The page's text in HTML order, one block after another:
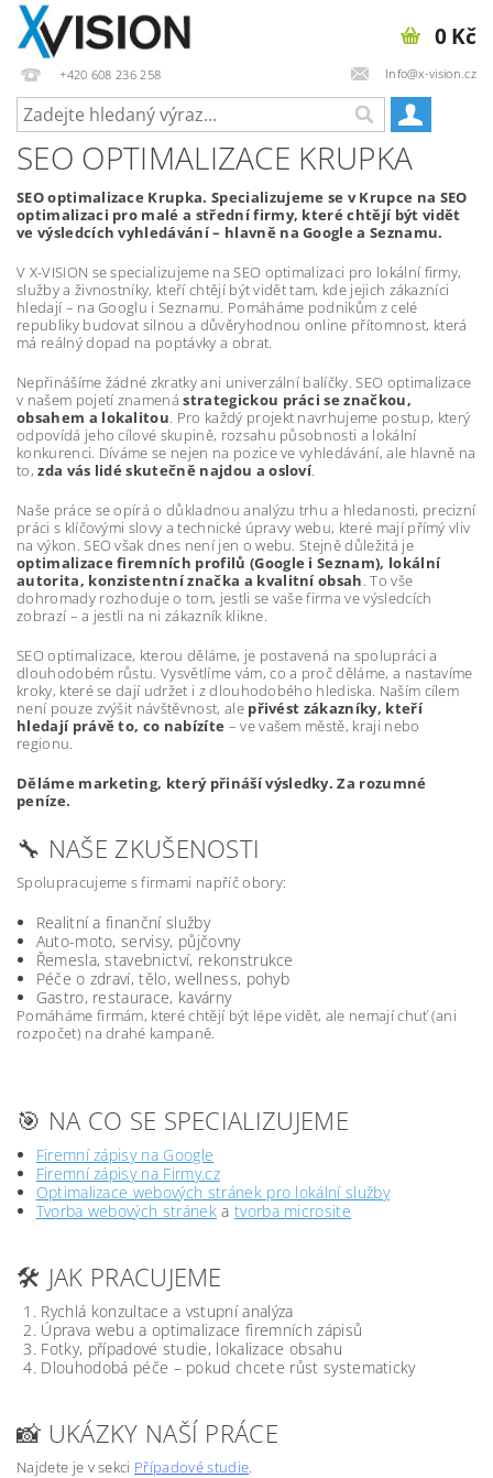
+420 608 236 258 Info@x-vision.cz
0 Kč
SEO OPTIMALIZACE KRUPKA
SEO optimalizace Krupka. Specializujeme se v Krupce na SEO
optimalizaci pro malé a střední firmy, které chtějí být vidět
ve výsledcích vyhledávání – hlavně na Google a Seznamu.
V X-VISION se specializujeme na SEO optimalizaci pro lokální firmy,
služby a živnostníky, kteří chtějí být vidět tam, kde jejich zákazníci
hledají – na Googlu i Seznamu. Pomáháme podnikům z celé
republiky budovat silnou a důvěryhodnou online přítomnost, která
má reálný dopad na poptávky a obrat.
Nepřinášíme žádné zkratky ani univerzální balíčky. SEO optimalizace
v našem pojetí znamenástrategickou práci se značkou,
obsahem a lokalitou. Pro každý projekt navrhujeme postup, který
odpovídá jeho cílové skupině, rozsahu působnosti a lokální
konkurenci. Díváme se nejen na pozice ve vyhledávání, ale hlavně na
to,zda vás lidé skutečně najdou a osloví.
Naše práce se opírá o důkladnou analýzu trhu a hledanosti, precizní
práci s klíčovými slovy a technické úpravy webu, které mají přímý vliv
na výkon. SEO však dnes není jen o webu. Stejně důležitá je
optimalizace firemních profilů (Google i Seznam), lokální
autorita, konzistentní značka a kvalitní obsah. To vše
dohromady rozhoduje o tom, jestli se vaše firma ve výsledcích
zobrazí – a jestli na ni zákazník klikne.
SEO optimalizace, kterou děláme, je postavená na spolupráci a
dlouhodobém růstu. Vysvětlíme vám, co a proč děláme, a nastavíme
kroky, které se dají udržet i z dlouhodobého hlediska. Naším cílem
není pouze zvýšit návštěvnost, ale přivést zákazníky, kteří
hledají právě to, co nabízíte – ve vašem městě, kraji nebo
regionu.
Děláme marketing, který přináší výsledky. Za rozumné
peníze.
🔧 NAŠE ZKUŠENOSTI
Spolupracujeme s firmami napříč obory:
Realitní a finanční služby
Auto-moto, servisy, půjčovny
Řemesla, stavebnictví, rekonstrukce
Péče o zdraví, tělo, wellness, pohyb
Gastro, restaurace, kavárny
Pomáháme firmám, které chtějí být lépe vidět, ale nemají chuť (ani
rozpočet) na drahé kampaně.
🎯 NA CO SE SPECIALIZUJEME
Firemní zápisy na Google
Firemní zápisy na Firmy.cz
Optimalizace webových stránek pro lokální služby
Tvorba webových stráneka tvorba microsite
🛠️ JAK PRACUJEME
Rychlá konzultace a vstupní analýza
Úprava webu a optimalizace firemních zápisů
Fotky, případové studie, lokalizace obsahu
Dlouhodobá péče – pokud chcete růst systematicky
📸 UKÁZKY NAŠÍ PRÁCE
Najdete je v sekci Případové studie.